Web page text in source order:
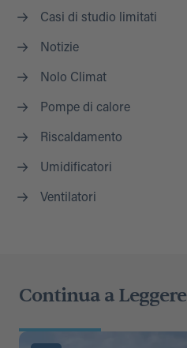
Casi di studio limitati
Notizie
Nolo Climat
Pompe di calore
Riscaldamento
Umidificatori
Ventilatori
Continua a Leggere